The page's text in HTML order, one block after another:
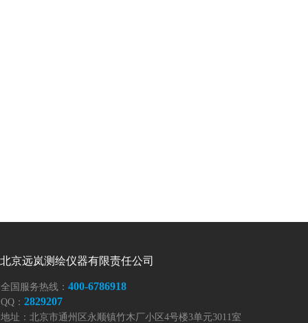
北京远岚测绘仪器有限责任公司
全国服务热线： 400-6786918
QQ ： 2829207
地址：北京市通州区永顺镇竹木厂小区4号楼3单元3011室